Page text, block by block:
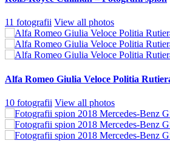
11 fotografii View all photos
Alfa Romeo Giulia Veloce Politia
10 fotografii View all photos